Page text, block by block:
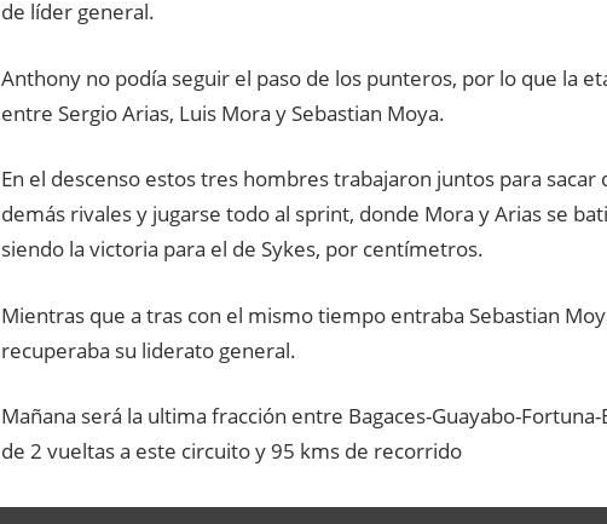
de líder general.
Anthony no podía seguir el paso de los punteros, por lo que la
entre Sergio Arias, Luis Mora y Sebastian Moya.
En el descenso estos tres hombres trabajaron juntos para sacar
demás rivales y jugarse todo al sprint, donde Mora y Arias se
siendo la victoria para el de Sykes, por centímetros.
Mientras que a tras con el mismo tiempo entraba Sebastian
recuperaba su liderato general.
Mañana será la ultima fracción entre Bagaces-Guayabo-
de 2 vueltas a este circuito y 95 kms de recorrido